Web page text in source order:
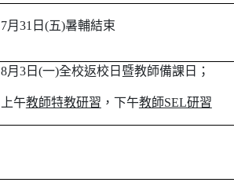
7月31日(五)暑輔結束
8月3日(一)全校返校日暨教師備課日；
上午教師特教研習 ，下午教師SEL研習